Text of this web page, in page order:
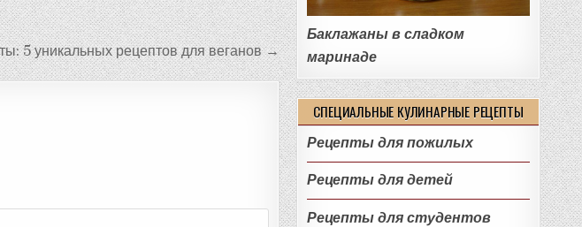
5 уникальных рецептов для веганов →
Баклажаны в сладком
маринаде
СПЕЦИАЛЬНЫЕ КУЛИНАРНЫЕ РЕЦЕПТЫ
Рецепты для пожилых
Рецепты для детей
Рецепты для студентов